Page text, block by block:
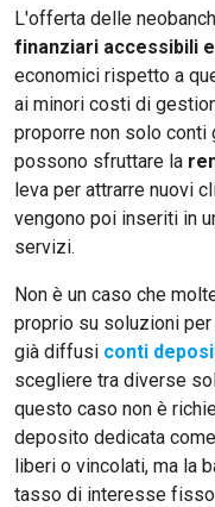
L'offerta delle
finanziari accessibili
economici rispetto a
ai minori costi di
proporre non solo conti
possono sfruttare la
leva per attrarre nuovi
vengono poi inseriti in
servizi.
Non è un caso che
proprio su soluzioni per
già diffusi conti
scegliere tra diverse
questo caso non è
deposito dedicata
liberi o vincolati, ma la
tasso di interesse